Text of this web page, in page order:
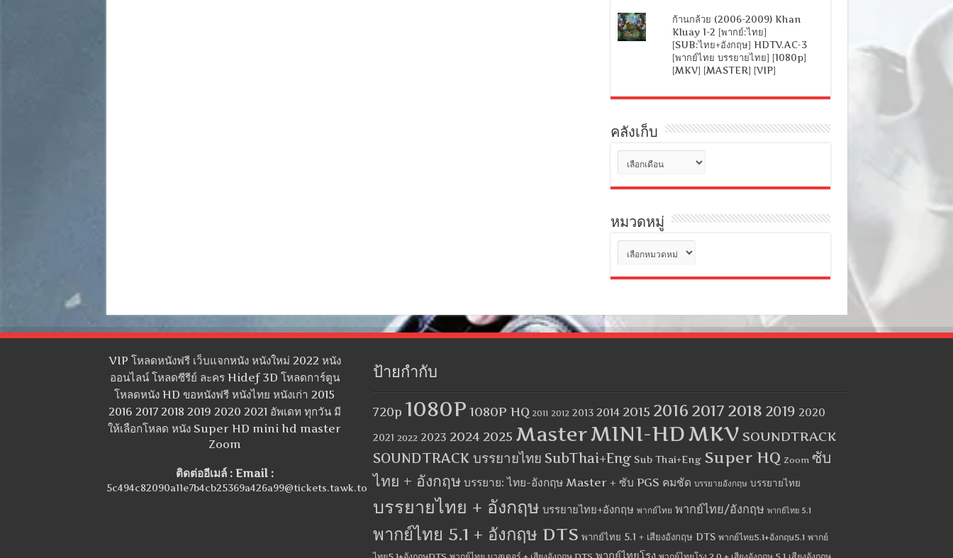
ก้านกล้วย (2006-2009) Khan
Kluay 1-2 [พากย์:ไทย]
[SUB:ไทย+อังกฤษ] HDTV.AC-3
[พากย์ไทย บรรยายไทย] [1080p]
[MKV] [MASTER] [VIP]
คลังเก็บ
เก็บ
หมวดหมู่
หมู่
VIP โหลดหนังฟรี เว็บแจกหนัง หนังใหม่ 2022 หนัง
ออนไลน์ โหลดซีรีย์ ละคร Hidef 3D โหลดการ์ตูน
โหลดหนัง HD ขอหนังฟรี หนังไทย หนังเก่า 2015
2016 2017 2018 2019 2020 2021 อัพเดท ทุกวัน มี
ให้เลือกโหลด หนัง Super HD mini hd master
Zoom
ติดต่ออีเมล์ : Email :
5c494c82090a11e7b4cb25369a426a99@tickets.tawk.to
ป้ายกำกับ
720p 1080P 1080P HQ 2011 2012 2013 2014 2015 2016 2017 2018 2019 2020
2021 2022 2023 2024 2025 MasterMINI-HDMKV SOUNDTRACK
SOUNDTRACK บรรยายไทย SubThai+Eng Sub Thai+Eng Super HQ Zoom ซับ
ไทย + อังกฤษ บรรยาย: ไทย-อังกฤษ Master + ซับ PGS คมชัด บรรยายอังกฤษ บรรยายไทย
บรรยายไทย + อังกฤษ บรรยายไทย+อังกฤษ พากย์ไทย พากย์ไทย/อังกฤษ พากย์ไทย 5.1
พากย์ไทย 5.1 + อังกฤษ DTS พากย์ไทย 5.1 + เสียงอังกฤษ DTS พากย์ไทย5.1+อังกฤษ5.1 พากย์